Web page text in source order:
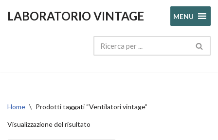
LABORATORIO VINTAGE MENU
Home \ Prodotti taggati “Ventilatori vintage”
Visualizzazione del risultato